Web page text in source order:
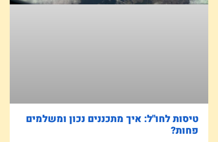
טיסות לחו"ל: איך מתכננים נכון ומשלמים
פחות?